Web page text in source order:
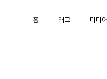
홈 태그 미디